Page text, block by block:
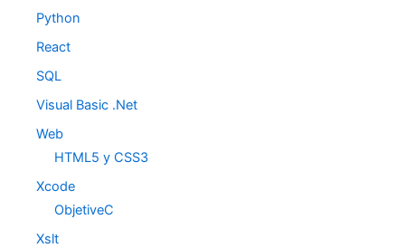
Python
React
SQL
Visual Basic .Net
Web
HTML5 y CSS3
Xcode
ObjetiveC
Xslt